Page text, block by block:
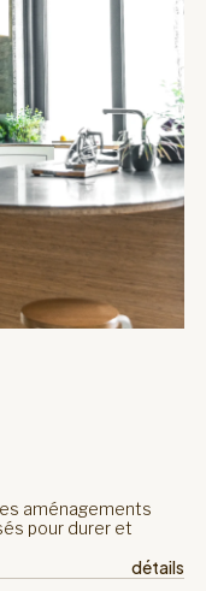
aménagements
pour durer et
détails